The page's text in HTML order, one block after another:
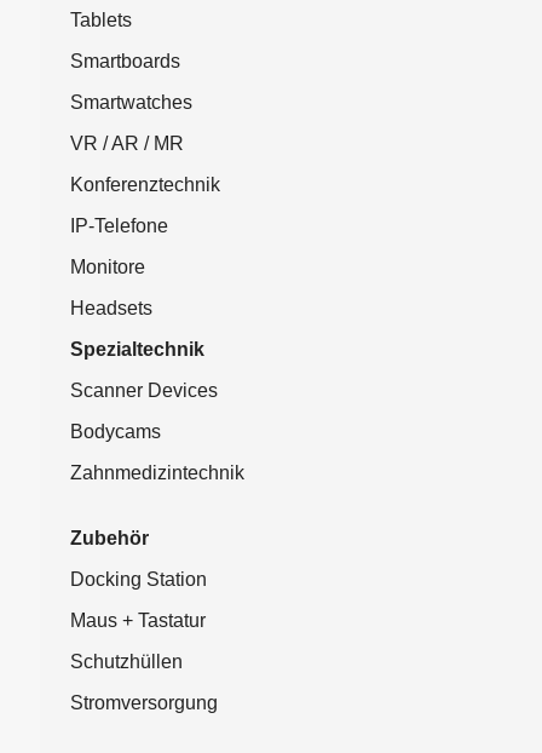
Tablets
Smartboards
Smartwatches
VR / AR / MR
Konferenztechnik
IP-Telefone
Monitore
Headsets
Spezialtechnik
Scanner Devices
Bodycams
Zahnmedizintechnik
Zubehör
Docking Station
Maus + Tastatur
Schutzhüllen
Stromversorgung